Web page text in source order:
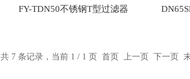
FY-TDN50不锈钢T型过滤器
共 7 条记录，当前 1 / 1 页 首页 上一页 下一页